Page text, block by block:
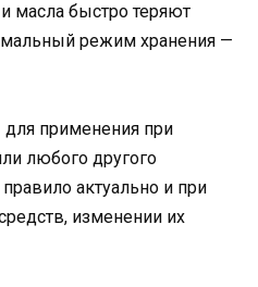
масла быстро теряют
режим хранения —
применения при
любого другого
актуально и при
изменении их